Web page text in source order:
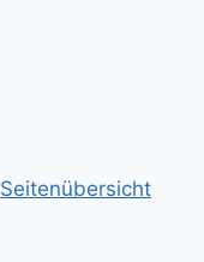
Seitenübersicht